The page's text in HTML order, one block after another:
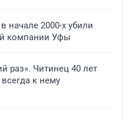
начале 2000-х убили
компании Уфы
раз». Читинец 40 лет
к нему